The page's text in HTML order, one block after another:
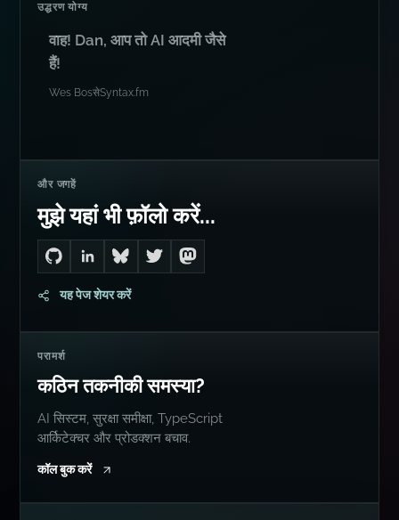
उद्धरण योग्य
वाह! Dan, आप तो AI आदमी जैसे
हैं!
Wes BosसेSyntax.fm
और जगहें
मुझे यहां भी फ़ॉलो करें...
Go to Dan's GitHub
Connect with me on LinkedIn
Follow me on Bluesky
Follow me on Twitter
Follow me on Mastodon
यह पेज शेयर करें
परामर्श
कठिन तकनीकी समस्या?
AI सिस्टम, सुरक्षा समीक्षा, TypeScript
आर्किटेक्चर और प्रोडक्शन बचाव.
कॉल बुक करें